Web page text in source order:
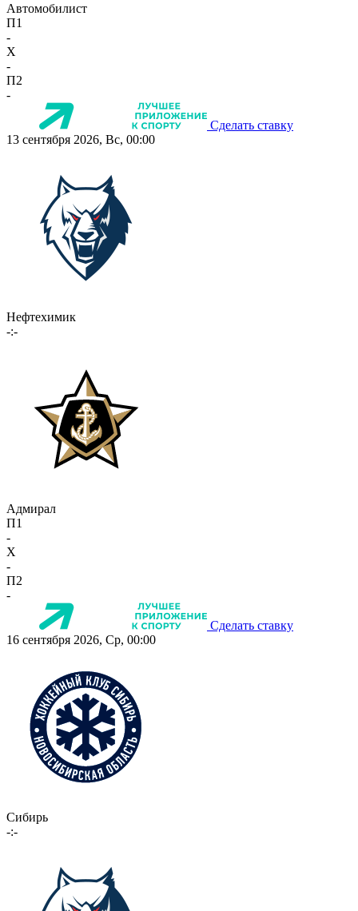
Автомобилист
П1
-
X
-
П2
-
Сделать ставку
13 сентября 2026, Вс, 00:00
Нефтехимик
-:-
Адмирал
П1
-
X
-
П2
-
Сделать ставку
16 сентября 2026, Ср, 00:00
Сибирь
-:-